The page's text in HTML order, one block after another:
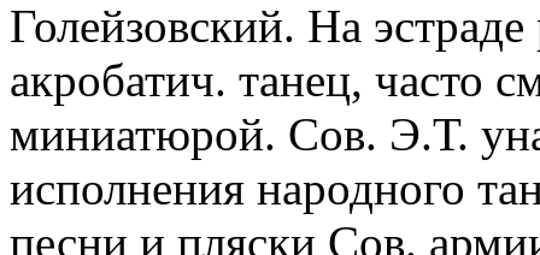
Голейзовский. На
акробатич. танец, часто
миниатюрой. Сов. Э.Т.
исполнения народного
песни и пляски Сов.